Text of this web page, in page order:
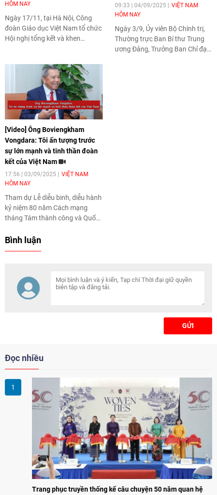
HÔM NAY
Ngày 17/11, tại Hà Nội, Công
đoàn Giáo dục Việt Nam tổ chức
Hội nghị tổng kết và khen
hoạt động Lễ kỷ niệm 80 năm
Cách mạng Tháng Tám và Quốc
khánh nước Cộng hòa Xã hội
Chủ nghĩa Việt Nam (A80).
09:33 | 04/09/2025
VIỆT NAM
HÔM NAY
Ngày 3/9, Ủy viên Bộ Chính trị,
Thường trực Ban Bí thư Trung
ương Đảng, Trưởng Ban Chỉ đạo
[Video] Ông Boviengkham
Vongdara: Tôi ấn tượng trước
sự lớn mạnh và tinh thần đoàn
kết của Việt Nam
17:56 | 03/09/2025
VIỆT NAM
HÔM NAY
Tham dự Lễ diễu binh, diễu hành
kỷ niệm 80 năm Cách mạng
tháng Tám thành công và Quốc
tại quảng trường Ba Đình lịch
Boviengkham Vongdara bày tỏ
sự xúc động và ấn tượng trước
sự lớn mạnh, bản sắc văn hóa
Bình luận
GỬI
Đọc nhiều
Trang phục truyền thống kể câu chuyện 50 năm quan hệ